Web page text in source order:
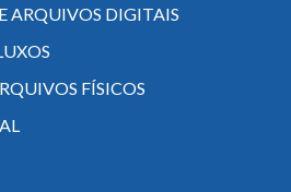
ARQUIVOS DIGITAIS
FÍSICOS